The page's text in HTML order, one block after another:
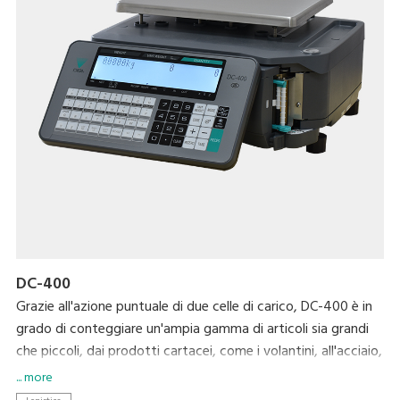
dell’operatore e può montare fino a due etichettatrici semi-
automatiche con stampante tradizionale o linerless, per
etichette più personalizzate e sprechi ridotti.
DC-400
Grazie all'azione puntuale di due celle di carico, DC-400 è in
grado di conteggiare un'ampia gamma di articoli sia grandi
che piccoli, dai prodotti cartacei, come i volantini, all'acciaio,
la plastica e i materiali per il confezionamento. Una volta
... more